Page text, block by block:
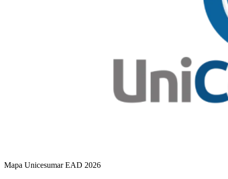
Mapa Unicesumar EAD 2026